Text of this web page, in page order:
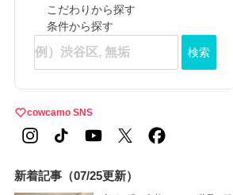
こだわりから探す
条件から探す
検索
cowcamo SNS
新着記事（07/25更新）